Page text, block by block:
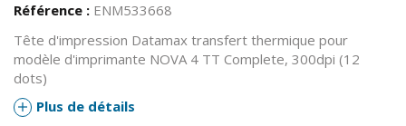
Référence : ENM533668
Tête d'impression Datamax transfert thermique pour
modèle d'imprimante NOVA 4 TT Complete, 300dpi (12
dots)
Plus de détails